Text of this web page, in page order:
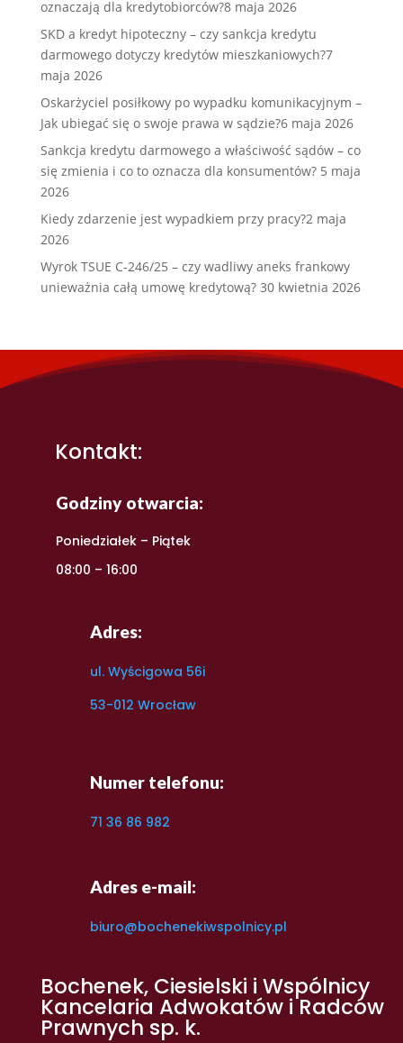
oznaczają dla kredytobiorców?8 maja 2026
SKD a kredyt hipoteczny – czy sankcja kredytu
darmowego dotyczy kredytów mieszkaniowych?7
maja 2026
Oskarżyciel posiłkowy po wypadku komunikacyjnym –
Jak ubiegać się o swoje prawa w sądzie?6 maja 2026
Sankcja kredytu darmowego a właściwość sądów – co
się zmienia i co to oznacza dla konsumentów? 5 maja
2026
Kiedy zdarzenie jest wypadkiem przy pracy?2 maja
2026
Wyrok TSUE C-246/25 – czy wadliwy aneks frankowy
unieważnia całą umowę kredytową? 30 kwietnia 2026
Kontakt:
Godziny otwarcia:
Poniedziałek – Piątek
08:00 – 16:00
Adres:
ul. Wyścigowa 56i
53-012 Wrocław
Numer telefonu:
71 36 86 982
Adres e-mail:
biuro@bochenekiwspolnicy.pl
Bochenek, Ciesielski i Wspólnicy
Kancelaria Adwokatów i Radców
Prawnych sp. k.